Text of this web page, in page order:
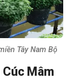
Tây Nam Bộ
Mâm